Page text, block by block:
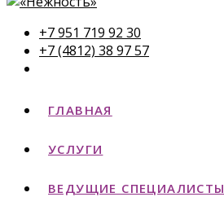
+7 951 719 92 30
+7 (4812) 38 97 57
ГЛАВНАЯ
УСЛУГИ
ВЕДУЩИЕ СПЕЦИАЛИСТЫ